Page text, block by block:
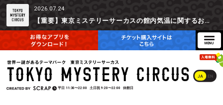
2026.07.24
【重要】東京ミステリーサーカスの館内気温に関するお詫びとご参加辞退時の返金対応について
JA EN
平日 11:30〜22:00 土日祝 9:20〜22:00 休館日